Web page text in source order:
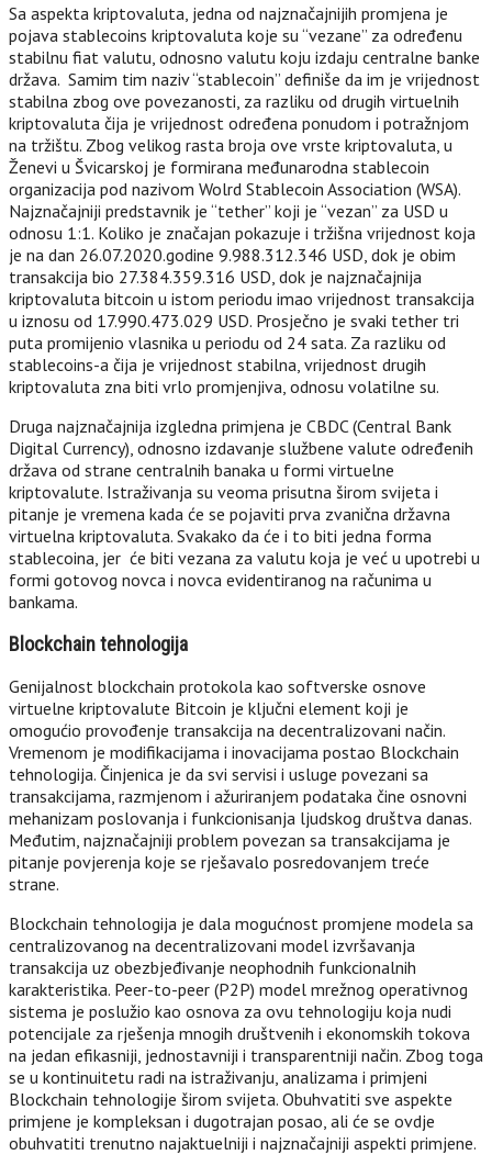
Sa aspekta kriptovaluta, jedna od najznačajnijih promjena je
pojava stablecoins kriptovaluta koje su “vezane” za određenu
stabilnu fiat valutu, odnosno valutu koju izdaju centralne banke
država. Samim tim naziv “stablecoin” definiše da im je vrijednost
stabilna zbog ove povezanosti, za razliku od drugih virtuelnih
kriptovaluta čija je vrijednost određena ponudom i potražnjom
na tržištu. Zbog velikog rasta broja ove vrste kriptovaluta, u
Ženevi u Švicarskoj je formirana međunarodna stablecoin
organizacija pod nazivom Wolrd Stablecoin Association (WSA).
Najznačajniji predstavnik je “tether” koji je “vezan” za USD u
odnosu 1:1. Koliko je značajan pokazuje i tržišna vrijednost koja
je na dan 26.07.2020.godine 9.988.312.346 USD, dok je obim
transakcija bio 27.384.359.316 USD, dok je najznačajnija
kriptovaluta bitcoin u istom periodu imao vrijednost transakcija
u iznosu od 17.990.473.029 USD. Prosječno je svaki tether tri
puta promijenio vlasnika u periodu od 24 sata. Za razliku od
stablecoins-a čija je vrijednost stabilna, vrijednost drugih
kriptovaluta zna biti vrlo promjenjiva, odnosu volatilne su.
Druga najznačajnija izgledna primjena je CBDC (Central Bank
Digital Currency), odnosno izdavanje službene valute određenih
država od strane centralnih banaka u formi virtuelne
kriptovalute. Istraživanja su veoma prisutna širom svijeta i
pitanje je vremena kada će se pojaviti prva zvanična državna
virtuelna kriptovaluta. Svakako da će i to biti jedna forma
stablecoina, jer će biti vezana za valutu koja je već u upotrebi u
formi gotovog novca i novca evidentiranog na računima u
bankama.
Blockchain tehnologija
Genijalnost blockchain protokola kao softverske osnove
virtuelne kriptovalute Bitcoin je ključni element koji je
omogućio provođenje transakcija na decentralizovani način.
Vremenom je modifikacijama i inovacijama postao Blockchain
tehnologija. Činjenica je da svi servisi i usluge povezani sa
transakcijama, razmjenom i ažuriranjem podataka čine osnovni
mehanizam poslovanja i funkcionisanja ljudskog društva danas.
Međutim, najznačajniji problem povezan sa transakcijama je
pitanje povjerenja koje se rješavalo posredovanjem treće
strane.
Blockchain tehnologija je dala mogućnost promjene modela sa
centralizovanog na decentralizovani model izvršavanja
transakcija uz obezbjeđivanje neophodnih funkcionalnih
karakteristika. Peer-to-peer (P2P) model mrežnog operativnog
sistema je poslužio kao osnova za ovu tehnologiju koja nudi
potencijale za rješenja mnogih društvenih i ekonomskih tokova
na jedan efikasniji, jednostavniji i transparentniji način. Zbog toga
se u kontinuitetu radi na istraživanju, analizama i primjeni
Blockchain tehnologije širom svijeta. Obuhvatiti sve aspekte
primjene je kompleksan i dugotrajan posao, ali će se ovdje
obuhvatiti trenutno najaktuelniji i najznačajniji aspekti primjene.